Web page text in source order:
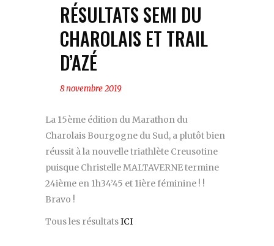
RÉSULTATS SEMI DU
CHAROLAIS ET TRAIL
D’AZÉ
8 novembre 2019
La 15ème édition du Marathon du
Charolais Bourgogne du Sud, a plutôt bien
réussit à la nouvelle triathlète Creusotine
puisque Christelle MALTAVERNE termine
24ième en 1h34’45 et 1ière féminine ! !
Bravo !
Tous les résultatsICI